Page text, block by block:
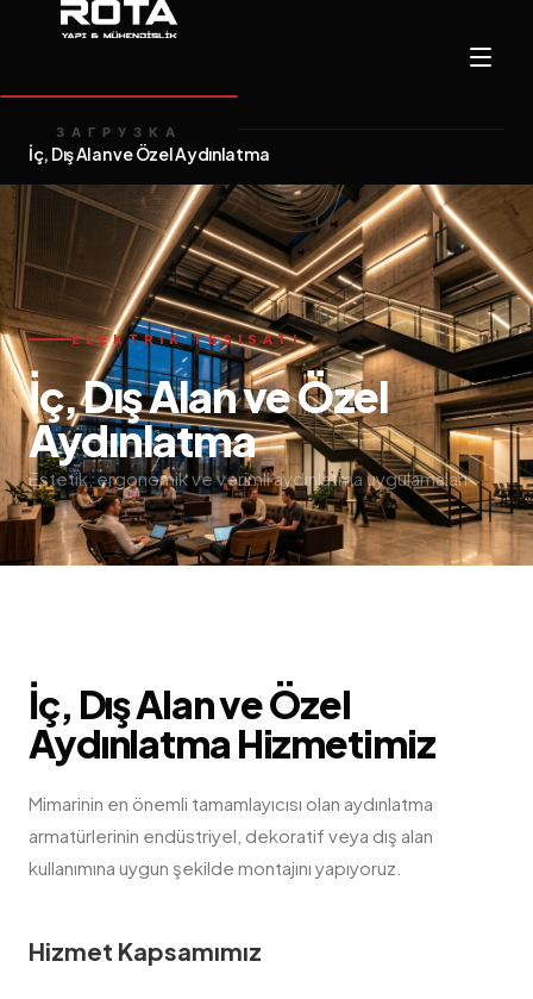
ЗАГРУЗКА
İç, Dış Alan ve Özel Aydınlatma
ELEKTRIK TESISATI
İç, Dış Alan ve Özel
Aydınlatma
Estetik, ergonomik ve verimli aydınlatma uygulamaları
İç, Dış Alan ve Özel
Aydınlatma Hizmetimiz
Mimarinin en önemli tamamlayıcısı olan aydınlatma
armatürlerinin endüstriyel, dekoratif veya dış alan
kullanımına uygun şekilde montajını yapıyoruz.
Hizmet Kapsamımız